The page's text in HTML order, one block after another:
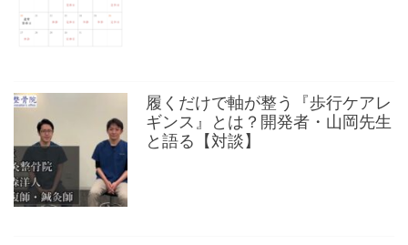
履くだけで軸が整う『歩行ケアレ
ギンス』とは？開発者・山岡先生
と語る【対談】